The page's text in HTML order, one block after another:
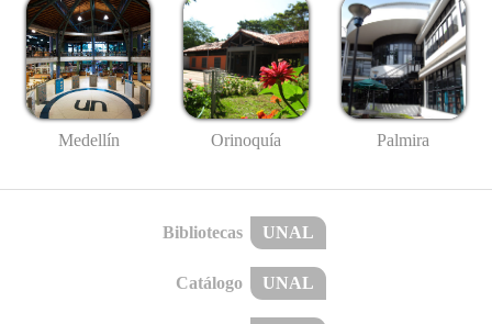
Medellín Orinoquía Palmira
Bibliotecas UNAL
Catálogo UNAL